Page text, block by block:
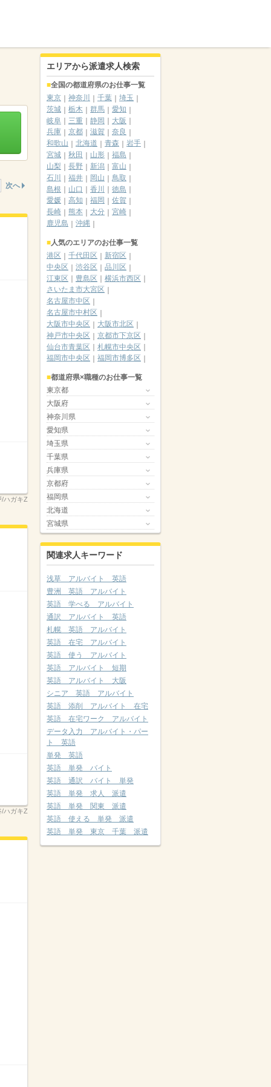
次へ
/ハガキZ
/ハガキZ
エリアから派遣求人検索
全国の都道府県のお仕事一覧
東京
神奈川 千葉
埼玉
茨城
栃木 群馬
愛知
岐阜
三重 静岡
大阪
兵庫
京都 滋賀
奈良
和歌山
北海道 青森
岩手
宮城
秋田 山形
福島
山梨
長野 新潟
富山
石川
福井 岡山
鳥取
島根
山口 香川
徳島
愛媛
高知 福岡
佐賀
長崎
熊本 大分
宮崎
鹿児島
沖縄
人気のエリアのお仕事一覧
港区
千代田区
新宿区
中央区
渋谷区
品川区
江東区
豊島区
横浜市西区
さいたま市大宮区
名古屋市中区
名古屋市中村区
大阪市中央区
大阪市北区
神戸市中央区
京都市下京区
仙台市青葉区
札幌市中央区
福岡市中央区
福岡市博多区
都道府県×職種のお仕事一覧
東京都
大阪府
神奈川県
愛知県
埼玉県
千葉県
兵庫県
京都府
福岡県
北海道
宮城県
関連求人キーワード
浅草 アルバイト 英語
豊洲 英語 アルバイト
英語 学べる アルバイト
通訳 アルバイト 英語
札幌 英語 アルバイト
英語 在宅 アルバイト
英語 使う アルバイト
英語 アルバイト 短期
英語 アルバイト 大阪
シニア 英語 アルバイト
英語 添削 アルバイト 在宅
英語 在宅ワーク アルバイト
データ入力 アルバイト・パー
ト 英語
単発 英語
英語 単発 バイト
英語 通訳 バイト 単発
英語 単発 求人 派遣
英語 単発 関東 派遣
英語 使える 単発 派遣
英語 単発 東京 千葉 派遣